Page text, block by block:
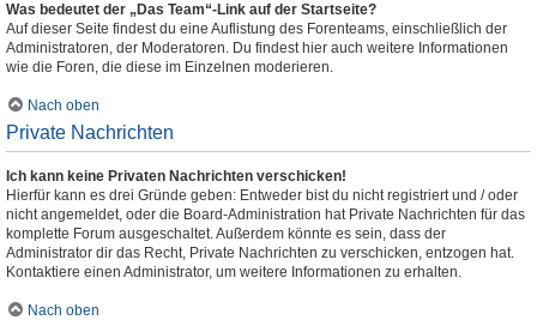
Was bedeutet der „Das Team“-Link auf der Startseite?
Auf dieser Seite findest du eine Auflistung des Forenteams, einschließlich der
Administratoren, der Moderatoren. Du findest hier auch weitere Informationen
wie die Foren, die diese im Einzelnen moderieren.
Nach oben
Private Nachrichten
Ich kann keine Privaten Nachrichten verschicken!
Hierfür kann es drei Gründe geben: Entweder bist du nicht registriert und / oder
nicht angemeldet, oder die Board-Administration hat Private Nachrichten für das
komplette Forum ausgeschaltet. Außerdem könnte es sein, dass der
Administrator dir das Recht, Private Nachrichten zu verschicken, entzogen hat.
Kontaktiere einen Administrator, um weitere Informationen zu erhalten.
Nach oben